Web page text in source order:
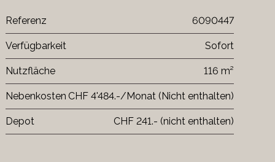
Referenz 6090447
Verfügbarkeit Sofort
Nutzfläche 116 m²
Nebenkosten CHF 4'484.-/Monat (Nicht enthalten)
Depot CHF 241.- (nicht enthalten)